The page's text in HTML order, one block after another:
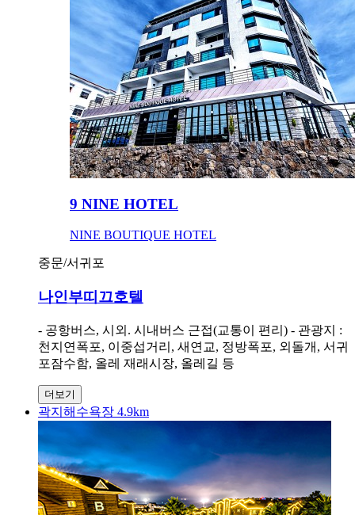
9 NINE HOTEL
NINE BOUTIQUE HOTEL
중문/서귀포
나인부띠끄호텔
- 공항버스, 시외. 시내버스 근접(교통이 편리) - 관광지 :
천지연폭포, 이중섭거리, 새연교, 정방폭포, 외돌개, 서귀
포잠수함, 올레 재래시장, 올레길 등
더보기
곽지해수욕장 4.9km